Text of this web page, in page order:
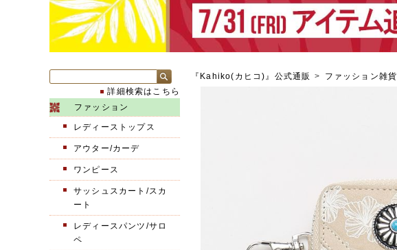
『Kahiko(カヒコ)』公式通販 > ファッション雑貨
詳細検索はこちら
ファッション
レディーストップス
アウター/カーデ
ワンピース
サッシュスカート/スカ
ート
レディースパンツ/サロ
ペ